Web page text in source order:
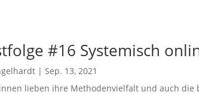
#16 Systemisch
| Sep. 13, 2021
lieben ihre Methodenvielfalt und auch die